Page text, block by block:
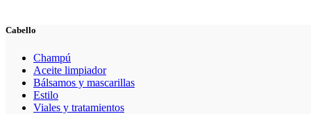
Cabello
Champú
Aceite limpiador
Bálsamos y mascarillas
Estilo
Viales y tratamientos